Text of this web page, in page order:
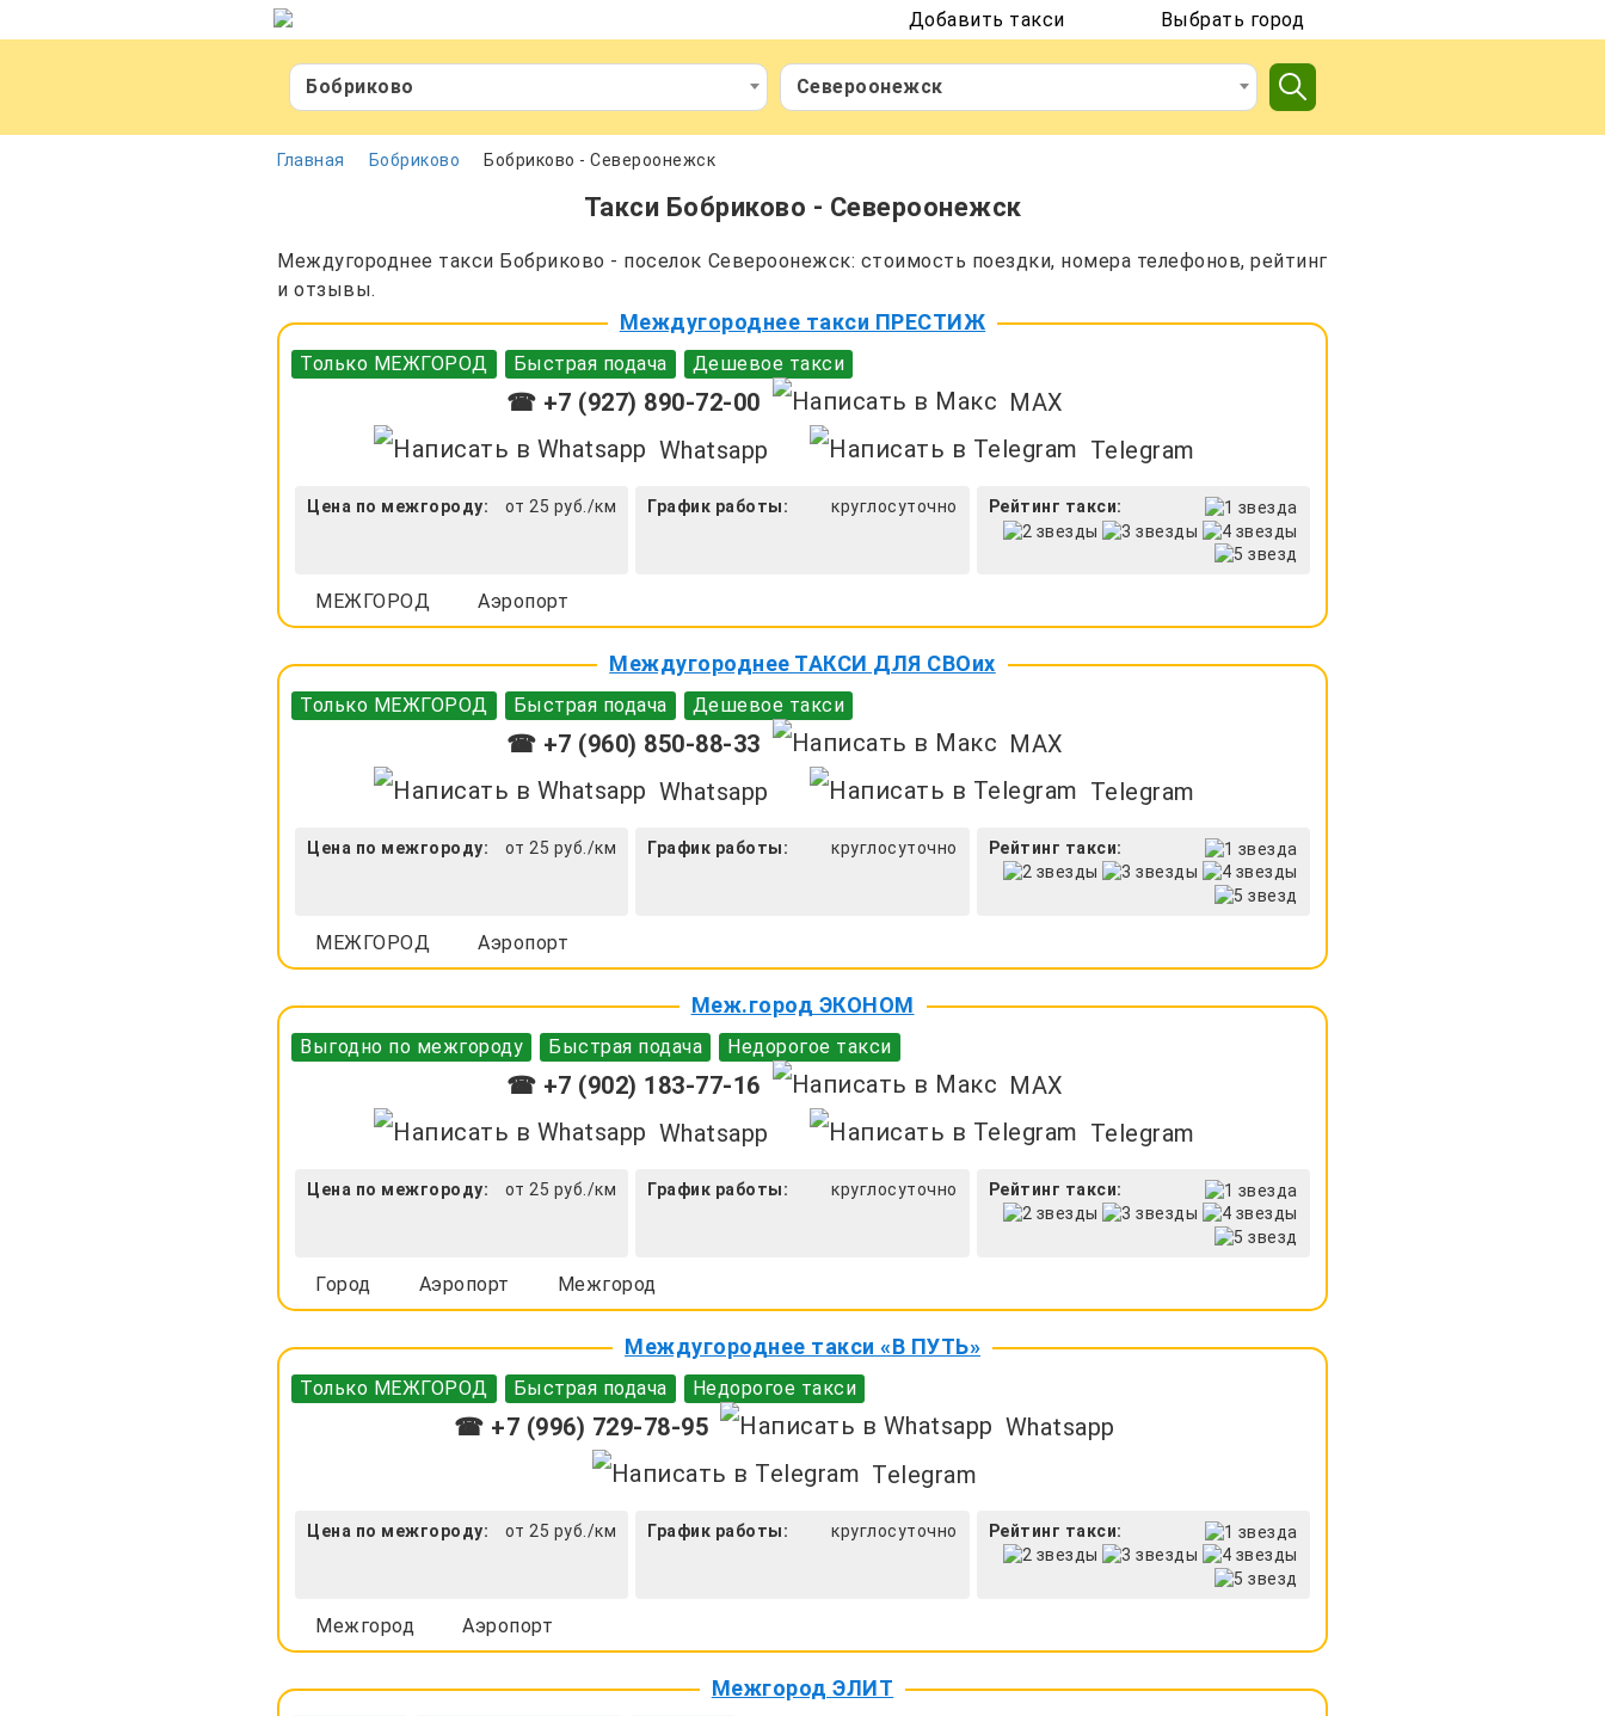
Добавить такси Выбрать город
Бобриково Североонежск
Главная Бобриково Бобриково - Североонежск
Такси Бобриково - Североонежск
Междугороднее такси Бобриково - поселок Североонежск: стоимость поездки, номера телефонов, рейтинг
и отзывы.
Междугороднее такси ПРЕСТИЖ
Только МЕЖГОРОД Быстрая подача Дешевое такси
☎ +7 (927) 890-72-00
MAX
Whatsapp
Telegram
Цена по межгороду: от 25 руб./км График работы: круглосуточно Рейтинг такси:
МЕЖГОРОД Аэропорт
Междугороднее ТАКСИ ДЛЯ СВОих
Только МЕЖГОРОД Быстрая подача Дешевое такси
☎ +7 (960) 850-88-33
MAX
Whatsapp
Telegram
Цена по межгороду: от 25 руб./км График работы: круглосуточно Рейтинг такси:
МЕЖГОРОД Аэропорт
Меж.город ЭКОНОМ
Выгодно по межгороду Быстрая подача Недорогое такси
☎ +7 (902) 183-77-16
MAX
Whatsapp
Telegram
Цена по межгороду: от 25 руб./км График работы: круглосуточно Рейтинг такси:
Город Аэропорт Межгород
Междугороднее такси «В ПУТЬ»
Только МЕЖГОРОД Быстрая подача Недорогое такси
☎ +7 (996) 729-78-95
Whatsapp
Telegram
Цена по межгороду: от 25 руб./км График работы: круглосуточно Рейтинг такси:
Межгород Аэропорт
Межгород ЭЛИТ